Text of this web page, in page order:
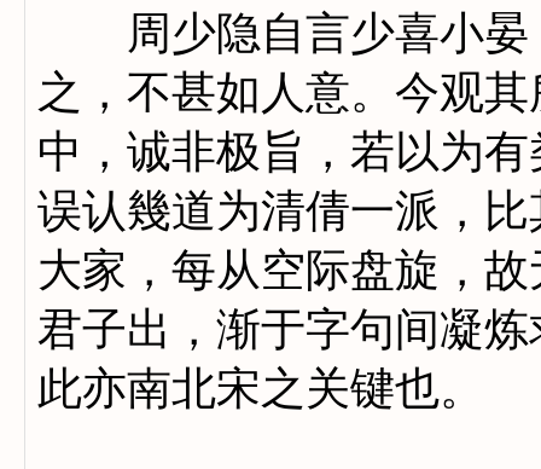
周少隐自言少喜小晏
之，不甚如人意。今观
中，诚非极旨，若以为
误认幾道为清倩一派，
大家，每从空际盘旋，
君子出，渐于字句间凝
此亦南北宋之关键也。